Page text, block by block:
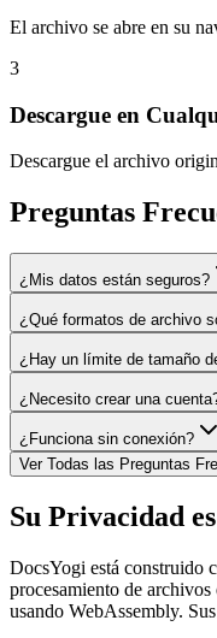
El archivo se abre en su
3
Descargue en
Descargue el archivo
Preguntas
¿Mis datos están seguros?
¿Qué formatos de archivo
¿Hay un límite de tamaño
¿Necesito crear una
¿Funciona sin conexión?
Ver Todas las Preguntas
Su Privacidad
DocsYogi está construido
procesamiento de
usando WebAssembly.